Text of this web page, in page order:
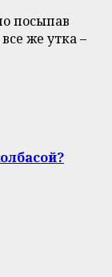
посыпав
же утка –